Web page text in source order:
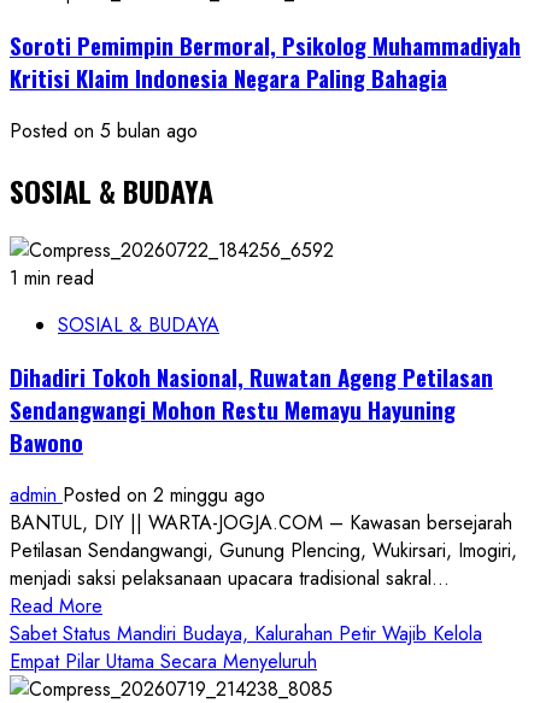
Soroti Pemimpin Bermoral, Psikolog Muhammadiyah
Kritisi Klaim Indonesia Negara Paling Bahagia
Posted on 5 bulan ago
SOSIAL & BUDAYA
1 min read
SOSIAL & BUDAYA
Dihadiri Tokoh Nasional, Ruwatan Ageng Petilasan
Sendangwangi Mohon Restu Memayu Hayuning
Bawono
admin Posted on 2 minggu ago
BANTUL, DIY || WARTA-JOGJA.COM – Kawasan bersejarah
Petilasan Sendangwangi, Gunung Plencing, Wukirsari, Imogiri,
menjadi saksi pelaksanaan upacara tradisional sakral...
Read More
more
about
Dihadiri
Sabet Status Mandiri Budaya, Kalurahan Petir Wajib Kelola
Empat Pilar Utama Secara Menyeluruh